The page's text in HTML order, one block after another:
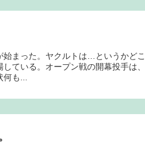
まった。ヤクルトは…というかどこ
ている。オープン戦の開幕投手は、
も...